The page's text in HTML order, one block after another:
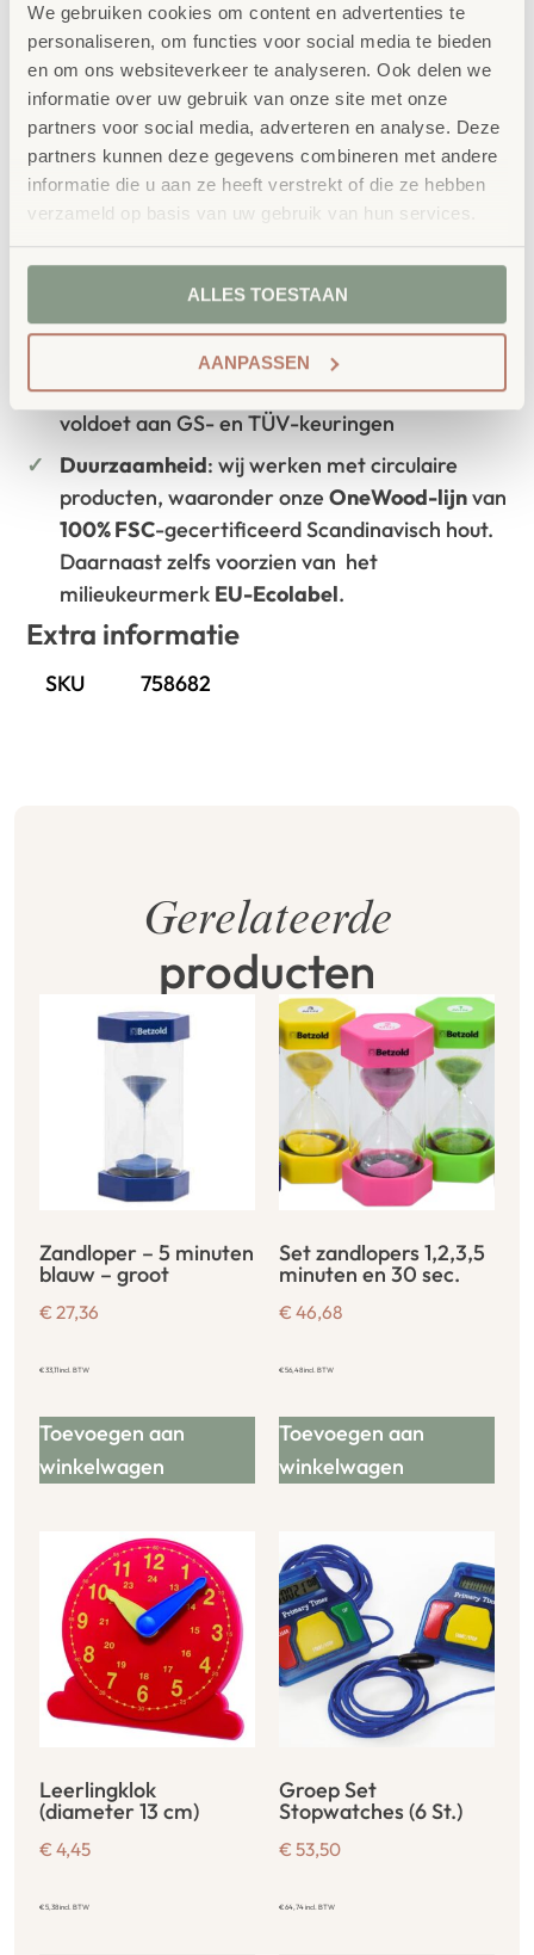
We gebruiken cookies om content en advertenties te
personaliseren, om functies voor social media te bieden
en om ons websiteverkeer te analyseren. Ook delen we
informatie over uw gebruik van onze site met onze
partners voor social media, adverteren en analyse. Deze
partners kunnen deze gegevens combineren met andere
informatie die u aan ze heeft verstrekt of die ze hebben
verzameld op basis van uw gebruik van hun services.
ALLES TOESTAAN
AANPASSEN
leeromgeving inspireert wanneer deze
aansluit bij de behoeften van kinderen én
leerkrachten.
Waarom School Concept?
: ieder project start vanuit uw idee
en onze ervaring
: al ons school- en
kinderopvangmeubilair is uitvoerig getest en
voldoet aan GS- en TÜV-keuringen
Duurzaamheid: wij werken met circulaire
producten, waaronder onzeOneWood-lijnvan
100% FSC-gecertificeerd Scandinavisch hout.
Daarnaast zelfs voorzien van het
milieukeurmerk EU-Ecolabel.
Extra informatie
SKU 758682
Gerelateerde
producten
Zandloper – 5 minuten
blauw – groot
€ 27,36
€33,11incl. BTW
Toevoegen aan
winkelwagen
Set zandlopers 1,2,3,5
minuten en 30 sec.
€ 46,68
€56,48incl. BTW
Toevoegen aan
winkelwagen
Leerlingklok
(diameter 13 cm)
€ 4,45
€5,38incl. BTW
Groep Set
Stopwatches (6 St.)
€ 53,50
€64,74incl. BTW